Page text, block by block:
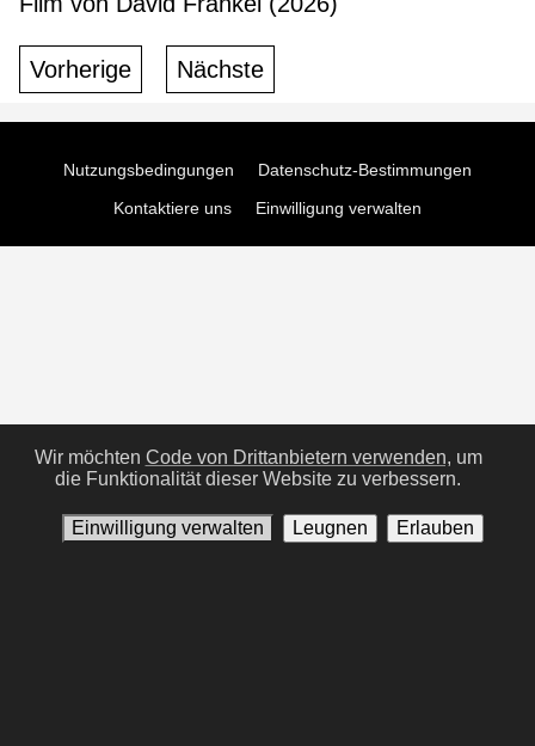
Vorherige Nächste
Nutzungsbedingungen
Datenschutz-Bestimmungen
Kontaktiere uns
Einwilligung verwalten
Wir möchten Code von Drittanbietern verwenden, um
die Funktionalität dieser Website zu verbessern.
Einwilligung verwalten Leugnen Erlauben